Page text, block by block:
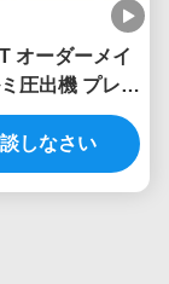
オーダーメイ
ミ圧出機 プレス
圧出機
しなさい